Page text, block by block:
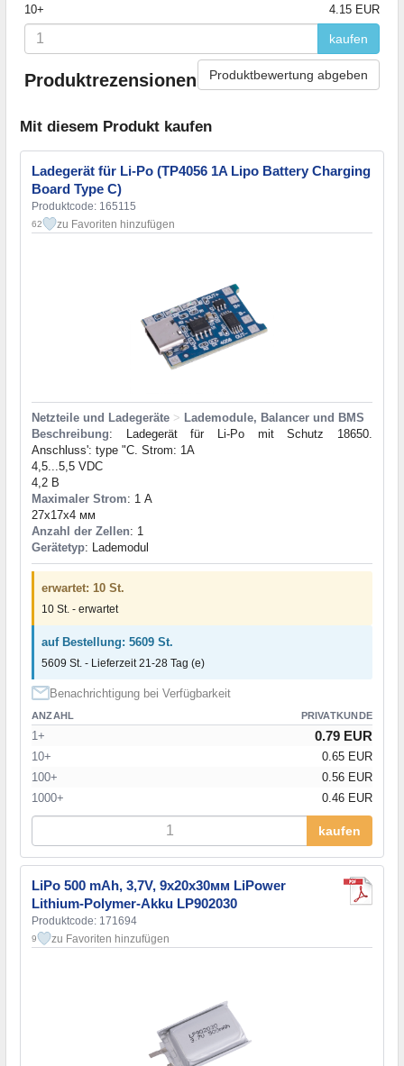
10+ 4.15 EUR
kaufen
Produktrezensionen Produktbewertung abgeben
Mit diesem Produkt kaufen
Ladegerät für Li-Po (TP4056 1A Lipo Battery Charging
Board Type C)
Produktcode: 165115
62 zu Favoriten hinzufügen
Netzteile und Ladegeräte > Lademodule, Balancer und BMS
Beschreibung: Ladegerät für Li-Po mit Schutz 18650.
Anschluss': type "C. Strom: 1A
4,5...5,5 VDC
4,2 В
Maximaler Strom: 1 А
27x17x4 мм
Anzahl der Zellen: 1
Gerätetyp: Lademodul
erwartet: 10 St.
10 St. - erwartet
auf Bestellung: 5609 St.
5609 St. - Lieferzeit 21-28 Tag (e)
Benachrichtigung bei Verfügbarkeit
ANZAHL PRIVATKUNDE
1+ 0.79 EUR
10+
0.65 EUR
100+
0.56 EUR
1000+
0.46 EUR
kaufen
LiPo 500 mAh, 3,7V, 9x20x30мм LiPower
Lithium-Polymer-Akku LP902030
Produktcode: 171694
9 zu Favoriten hinzufügen